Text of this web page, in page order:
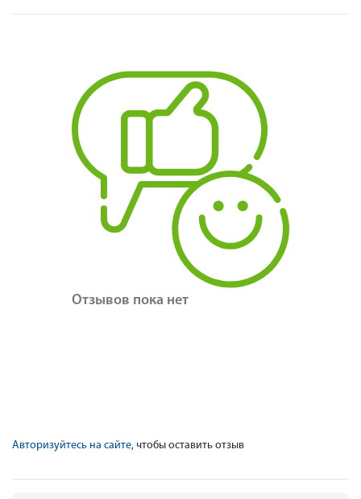
Отзывов пока нет
Авторизуйтесь на сайте, чтобы оставить отзыв